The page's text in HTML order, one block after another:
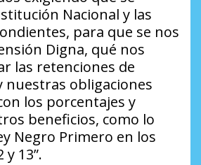
Nacional y las
para que se nos
Digna, qué nos
las retenciones de
obligaciones
los porcentajes y
beneficios, como lo
Negro Primero en los
13”.